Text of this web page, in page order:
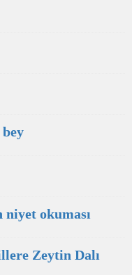
okuması
Zeytin Dalı